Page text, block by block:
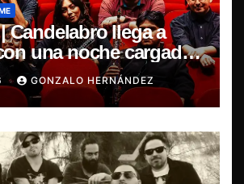
Candelabro llega a
una noche cargada
GONZALO HERNÁNDEZ